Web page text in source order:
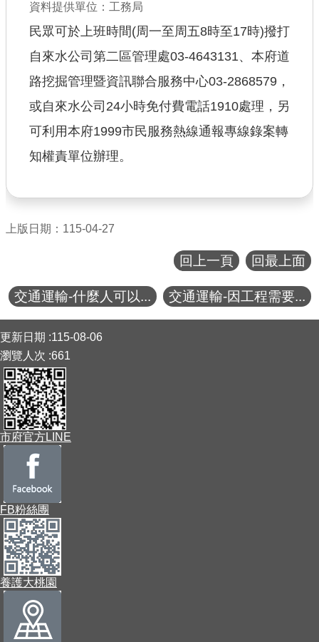
公共工程
回首頁
網站導覽
市政信箱
網站安全政策
資料提供單位：工務局
民眾可於上班時間(周一至周五8時至17時)撥打
自來水公司第二區管理處03-4643131、本府道
路挖掘管理暨資訊聯合服務中心03-2868579，
或自來水公司24小時免付費電話1910處理，另
可利用本府1999市民服務熱線通報專線錄案轉
知權責單位辦理。
上版日期：115-04-27
回上一頁 回最上面
交通運輸-什麼人可以... 交通運輸-因工程需要...
更新日期
115-08-06
瀏覽人次 661
市府官方LINE
FB粉絲團
養護大桃園